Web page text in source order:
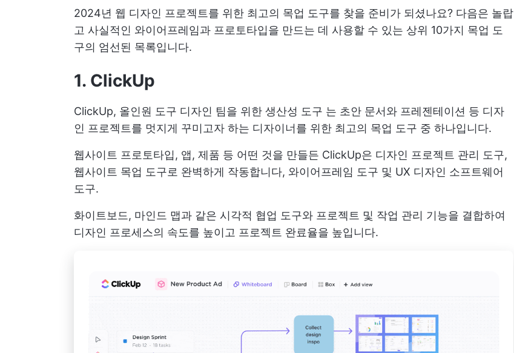
2024년 웹 디자인 프로젝트를 위한 최고의 목업 도구를 찾을 준비가 되셨나요? 다음은 놀랍
고 사실적인 와이어프레임과 프로토타입을 만드는 데 사용할 수 있는 상위 10가지 목업 도
구의 엄선된 목록입니다.
1. ClickUp
ClickUp, 올인원 도구 디자인 팀을 위한 생산성 도구 는 초안 문서와 프레젠테이션 등 디자
인 프로젝트를 멋지게 꾸미고자 하는 디자이너를 위한 최고의 목업 도구 중 하나입니다.
웹사이트 프로토타입, 앱, 제품 등 어떤 것을 만들든 ClickUp은 디자인 프로젝트 관리 도구,
웹사이트 목업 도구로 완벽하게 작동합니다, 와이어프레임 도구 및 UX 디자인 소프트웨어
도구.
화이트보드, 마인드 맵과 같은 시각적 협업 도구와 프로젝트 및 작업 관리 기능을 결합하여
디자인 프로세스의 속도를 높이고 프로젝트 완료율을 높입니다.